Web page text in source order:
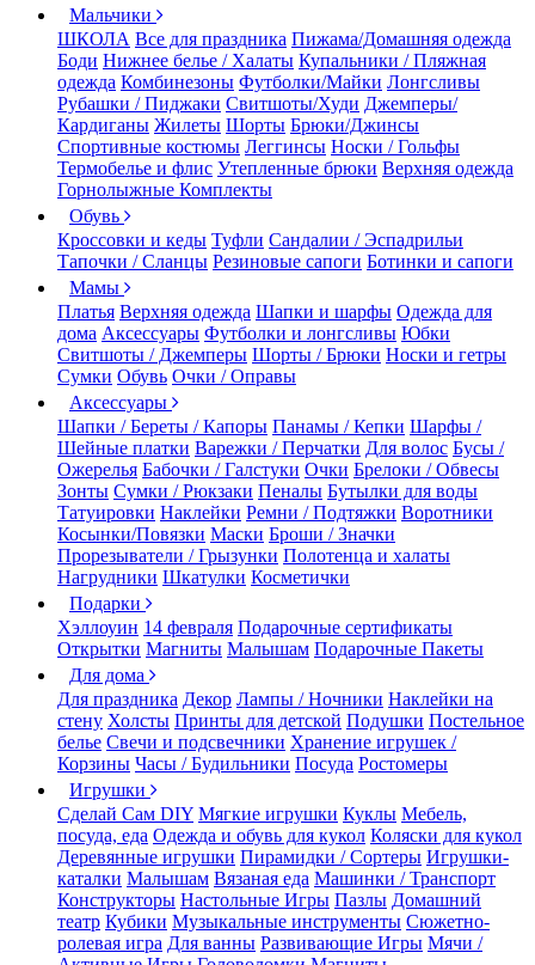
Мальчики
ШКОЛА Все для праздника Пижама/Домашняя одежда
Боди Нижнее белье / Халаты Купальники / Пляжная
одежда Комбинезоны Футболки/Майки Лонгсливы
Рубашки / Пиджаки Свитшоты/Худи Джемперы/
Кардиганы Жилеты Шорты Брюки/Джинсы
Спортивные костюмы Леггинсы Носки / Гольфы
Термобелье и флис Утепленные брюки Верхняя одежда
Горнолыжные Комплекты
Обувь
Кроссовки и кеды Туфли Сандалии / Эспадрильи
Тапочки / Сланцы Резиновые сапоги Ботинки и сапоги
Мамы
Платья Верхняя одежда Шапки и шарфы Одежда для
дома Аксессуары Футболки и лонгсливы Юбки
Свитшоты / Джемперы Шорты / Брюки Носки и гетры
Сумки Обувь Очки / Оправы
Аксессуары
Шапки / Береты / Капоры Панамы / Кепки Шарфы /
Шейные платки Варежки / Перчатки Для волос Бусы /
Ожерелья Бабочки / Галстуки Очки Брелоки / Обвесы
Зонты Сумки / Рюкзаки Пеналы Бутылки для воды
Татуировки Наклейки Ремни / Подтяжки Воротники
Косынки/Повязки Маски Броши / Значки
Прорезыватели / Грызунки Полотенца и халаты
Нагрудники Шкатулки Косметички
Подарки
Хэллоуин 14 февраля Подарочные сертификаты
Открытки Магниты Малышам Подарочные Пакеты
Для дома
Для праздника Декор Лампы / Ночники Наклейки на
стену Холсты Принты для детской Подушки Постельное
белье Свечи и подсвечники Хранение игрушек /
Корзины Часы / Будильники Посуда Ростомеры
Игрушки
Сделай Сам DIY Мягкие игрушки Куклы Мебель,
посуда, еда Одежда и обувь для кукол Коляски для кукол
Деревянные игрушки Пирамидки / Сортеры Игрушки-
каталки Малышам Вязаная еда Машинки / Транспорт
Конструкторы Настольные Игры Пазлы Домашний
театр Кубики Музыкальные инструменты Сюжетно-
ролевая игра Для ванны Развивающие Игры Мячи /